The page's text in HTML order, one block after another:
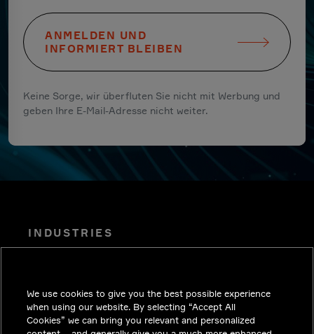
ANMELDEN UND
INFORMIERT BLEIBEN
Keine Sorge, wir überfluten Sie nicht mit Werbung und
geben Ihre E-Mail-Adresse nicht weiter.
INDUSTRIES
KARRIERE
INVESTOREN
We use cookies to give you the best possible experience
when using our website. By selecting “Accept All
Cookies” we can bring you relevant and personalized